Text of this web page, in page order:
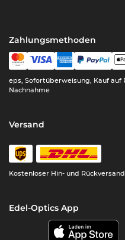
Zahlungsmethoden
eps, Sofortüberweisung, Kauf auf
Nachnahme
Versand
Kostenloser Hin- und Rückversand
Edel-Optics App